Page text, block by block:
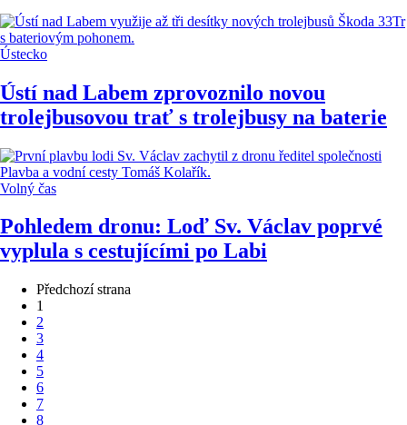
Ústecko
Ústí nad Labem zprovoznilo novou
trolejbusovou trať s trolejbusy na baterie
Volný čas
Pohledem dronu: Loď Sv. Václav poprvé
vyplula s cestujícími po Labi
Předchozí strana
1
2
3
4
5
6
7
8